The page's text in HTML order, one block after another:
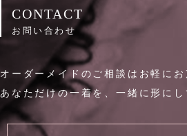
CONTACT
お問い合わせ
オーダーメイドのご相談はお軽にお
あなただけの一着を、一緒に形にし